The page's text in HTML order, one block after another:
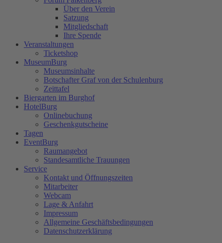
Über den Verein
Satzung
Mitgliedschaft
Ihre Spende
Veranstaltungen
Ticketshop
MuseumBurg
Museumsinhalte
Botschafter Graf von der Schulenburg
Zeittafel
Biergarten im Burghof
HotelBurg
Onlinebuchung
Geschenkgutscheine
Tagen
EventBurg
Raumangebot
Standesamtliche Trauungen
Service
Kontakt und Öffnungszeiten
Mitarbeiter
Webcam
Lage & Anfahrt
Impressum
Allgemeine Geschäftsbedingungen
Datenschutzerklärung